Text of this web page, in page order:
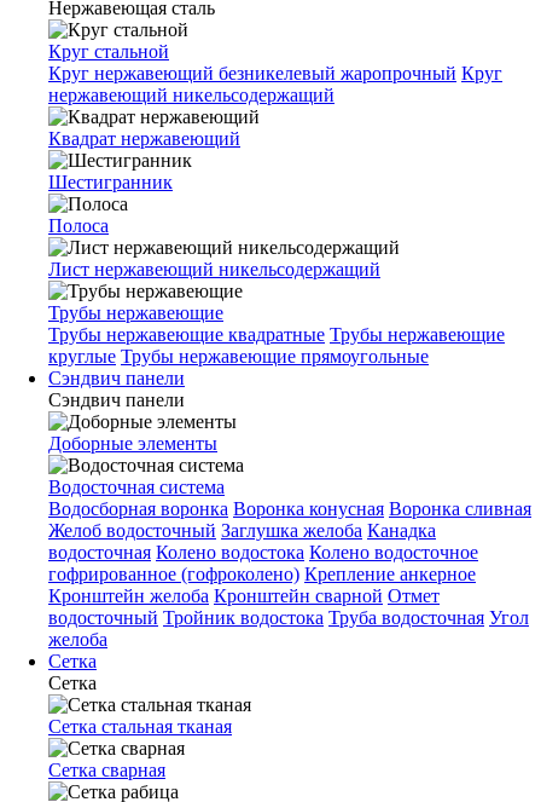
Нержавеющая сталь
Круг стальной
Круг нержавеющий безникелевый жаропрочный Круг
нержавеющий никельсодержащий
Квадрат нержавеющий
Шестигранник
Полоса
Лист нержавеющий никельсодержащий
Трубы нержавеющие
Трубы нержавеющие квадратные Трубы нержавеющие
круглые Трубы нержавеющие прямоугольные
Сэндвич панели
Сэндвич панели
Доборные элементы
Водосточная система
Водосборная воронка Воронка конусная Воронка сливная
Желоб водосточный Заглушка желоба Канадка
водосточная Колено водостока Колено водосточное
гофрированное (гофроколено) Крепление анкерное
Кронштейн желоба Кронштейн сварной Отмет
водосточный Тройник водостока Труба водосточная Угол
желоба
Сетка
Сетка
Сетка стальная тканая
Сетка сварная